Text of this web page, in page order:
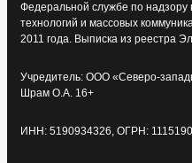
Федеральной службе по
технологий и массовых
2011 года. Выписка из реестра
Учредитель: ООО «Северо-
Шрам О.А. 16+
ИНН: 5190934326, ОГРН: